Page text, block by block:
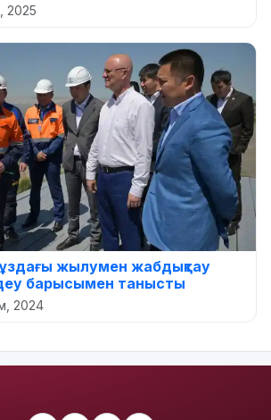
2025
жылумен жабдықтау
барысымен танысты
2024